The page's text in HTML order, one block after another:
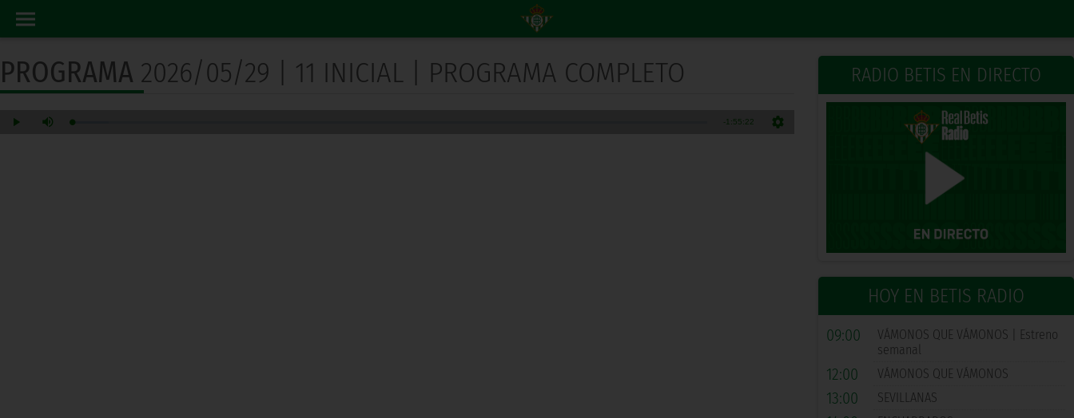
RADIO BETIS EN DIRECTO
HOY EN BETIS RADIO
09:00
VÁMONOS QUE VÁMONOS | Estreno
semanal
12:00 VÁMONOS QUE VÁMONOS
13:00 SEVILLANAS
PROGRAMA 2026/05/29 | 11 INICIAL | PROGRAMA COMPLETO